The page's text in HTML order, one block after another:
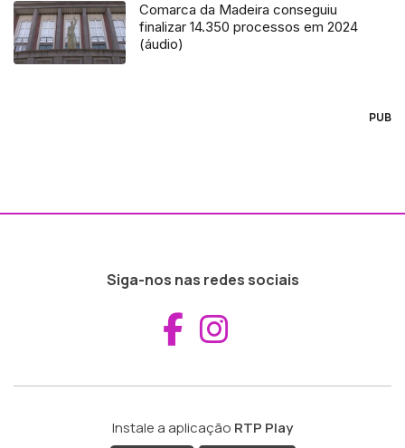
Comarca da Madeira conseguiu
finalizar 14.350 processos em 2024
(áudio)
PUB
Siga-nos nas redes sociais
Aceder ao
Instale a aplicação RTP Play